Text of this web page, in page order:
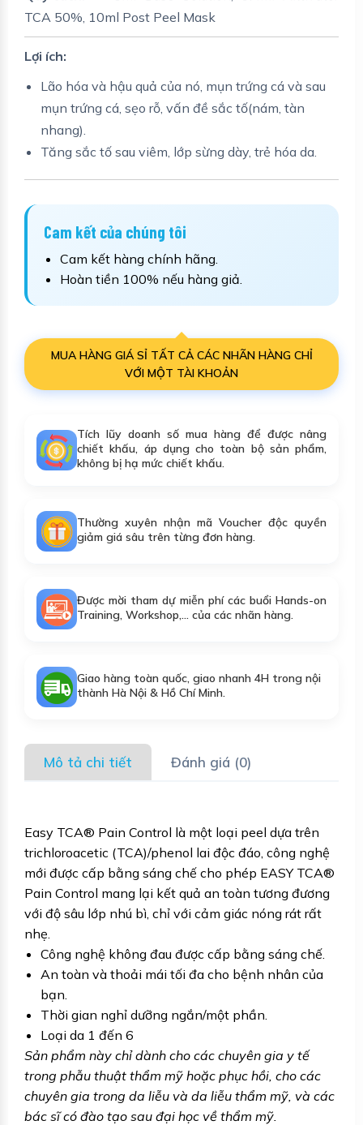
TCA 50%, 10ml Post Peel Mask
Lợi ích:
Lão hóa và hậu quả của nó, mụn trứng cá và sau
mụn trứng cá, sẹo rỗ, vấn đề sắc tố(nám, tàn
nhang).
Tăng sắc tố sau viêm, lớp sừng dày, trẻ hóa da.
Cam kết của chúng tôi
Cam kết hàng chính hãng.
Hoàn tiền 100% nếu hàng giả.
MUA HÀNG GIÁ SỈ TẤT CẢ CÁC NHÃN HÀNG CHỈ
VỚI MỘT TÀI KHOẢN
Tích lũy doanh số mua hàng để được nâng
chiết khấu, áp dụng cho toàn bộ sản phẩm,
không bị hạ mức chiết khấu.
Thường xuyên nhận mã Voucher độc quyền
giảm giá sâu trên từng đơn hàng.
Được mời tham dự miễn phí các buổi Hands-on
Training, Workshop,... của các nhãn hàng.
Giao hàng toàn quốc, giao nhanh 4H trong nội
thành Hà Nội & Hồ Chí Minh.
Mô tả chi tiết Đánh giá (0)
Easy TCA® Pain Control là một loại peel dựa trên
trichloroacetic (TCA)/phenol lai độc đáo, công nghệ
mới được cấp bằng sáng chế cho phép EASY TCA®
Pain Control mang lại kết quả an toàn tương đương
với độ sâu lớp nhú bì, chỉ với cảm giác nóng rát rất
nhẹ.
Công nghệ không đau được cấp bằng sáng chế.
An toàn và thoải mái tối đa cho bệnh nhân của
bạn.
Thời gian nghỉ dưỡng ngắn/một phần.
Loại da 1 đến 6
Sản phẩm này chỉ dành cho các chuyên gia y tế
trong phẫu thuật thẩm mỹ hoặc phục hồi, cho các
chuyên gia trong da liễu và da liễu thẩm mỹ, và các
bác sĩ có đào tạo sau đại học về thẩm mỹ.